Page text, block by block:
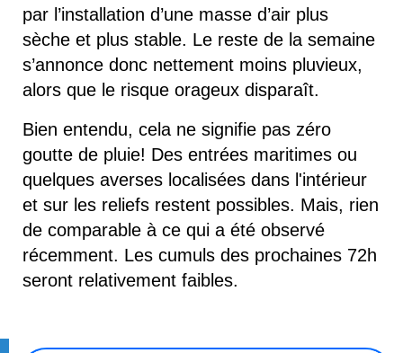
par l’installation d’une masse d’air plus
sèche et plus stable. Le reste de la semaine
s’annonce donc nettement moins pluvieux,
alors que le risque orageux disparaît.
Bien entendu, cela ne signifie pas zéro
goutte de pluie! Des entrées maritimes ou
quelques averses localisées dans l'intérieur
et sur les reliefs restent possibles. Mais, rien
de comparable à ce qui a été observé
récemment. Les cumuls des prochaines 72h
seront relativement faibles.